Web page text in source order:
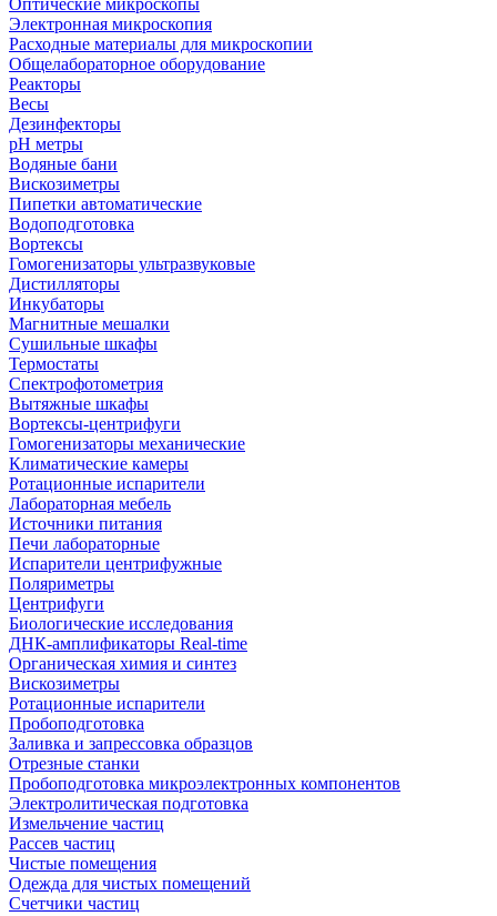
Оптические микроскопы
Электронная микроскопия
Расходные материалы для микроскопии
Общелабораторное оборудование
Реакторы
Весы
Дезинфекторы
рН метры
Водяные бани
Вискозиметры
Пипетки автоматические
Водоподготовка
Вортексы
Гомогенизаторы ультразвуковые
Дистилляторы
Инкубаторы
Магнитные мешалки
Сушильные шкафы
Термостаты
Спектрофотометрия
Вытяжные шкафы
Вортексы-центрифуги
Гомогенизаторы механические
Климатические камеры
Ротационные испарители
Лабораторная мебель
Источники питания
Печи лабораторные
Испарители центрифужные
Поляриметры
Центрифуги
Биологические исследования
ДНК-амплификаторы Real-time
Органическая химия и синтез
Вискозиметры
Ротационные испарители
Пробоподготовка
Заливка и запрессовка образцов
Отрезные станки
Пробоподготовка микроэлектронных компонентов
Электролитическая подготовка
Измельчение частиц
Рассев частиц
Чистые помещения
Одежда для чистых помещений
Счетчики частиц